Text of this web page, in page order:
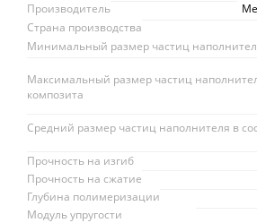
Производитель
Страна производства
Минимальный размер частиц
Максимальный размер частиц
композита
Средний размер частиц наполнителя в
Прочность на изгиб
Прочность на сжатие
Глубина полимеризации
Модуль упругости